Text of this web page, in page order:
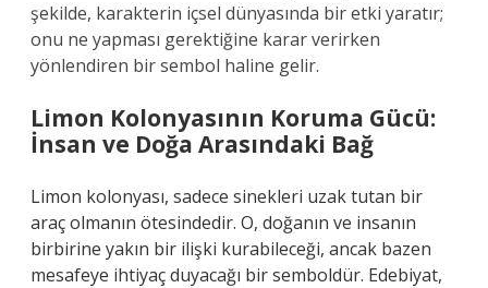
şekilde, karakterin içsel dünyasında bir etki yaratır;
onu ne yapması gerektiğine karar verirken
yönlendiren bir sembol haline gelir.
Limon Kolonyasının Koruma Gücü:
İnsan ve Doğa Arasındaki Bağ
Limon kolonyası, sadece sinekleri uzak tutan bir
araç olmanın ötesindedir. O, doğanın ve insanın
birbirine yakın bir ilişki kurabileceği, ancak bazen
mesafeye ihtiyaç duyacağı bir semboldür. Edebiyat,